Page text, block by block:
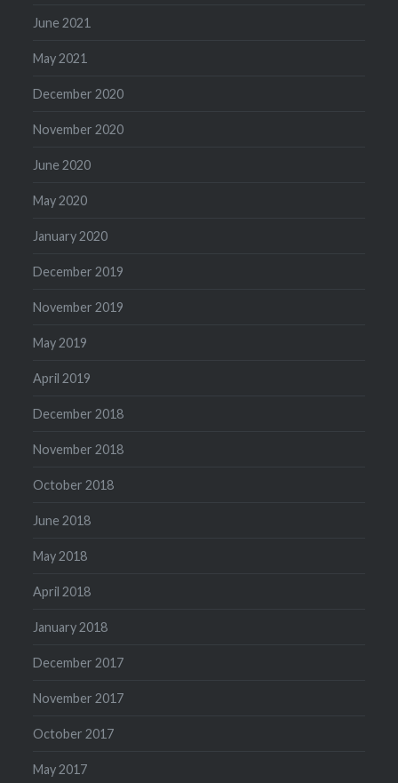
June 2021
May 2021
December 2020
November 2020
June 2020
May 2020
January 2020
December 2019
November 2019
May 2019
April 2019
December 2018
November 2018
October 2018
June 2018
May 2018
April 2018
January 2018
December 2017
November 2017
October 2017
May 2017